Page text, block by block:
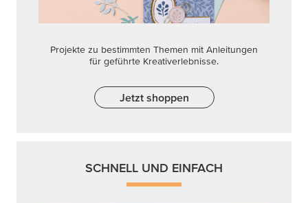
Projekte zu bestimmten Themen mit Anleitungen
für geführte Kreativerlebnisse.
Jetzt shoppen
SCHNELL UND EINFACH